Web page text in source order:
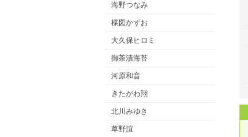
海野つなみ
楳図かずお
大久保ヒロミ
御茶漬海苔
河原和音
きたがわ翔
北川みゆき
草野誼